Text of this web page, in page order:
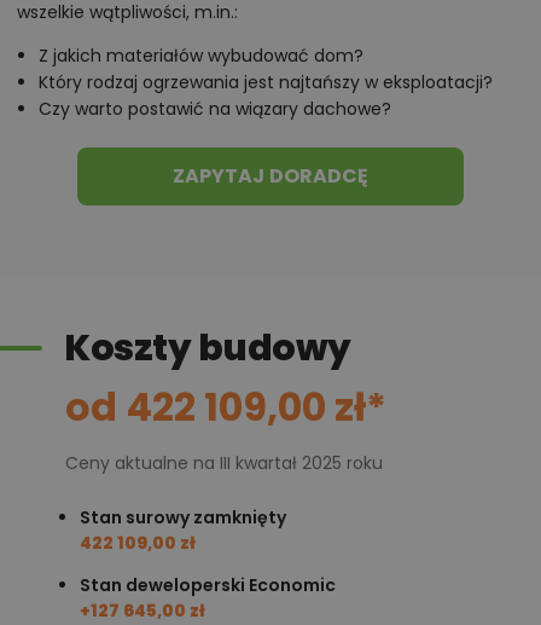
wszelkie wątpliwości, m.in.:
Z jakich materiałów wybudować dom?
Który rodzaj ogrzewania jest najtańszy w eksploatacji?
Czy warto postawić na wiązary dachowe?
ZAPYTAJ DORADCĘ
Koszty budowy
od 422 109,00 zł*
Ceny aktualne na III kwartał 2025 roku
Stan surowy zamknięty
422 109,00 zł
Stan deweloperski Economic
+127 645,00 zł